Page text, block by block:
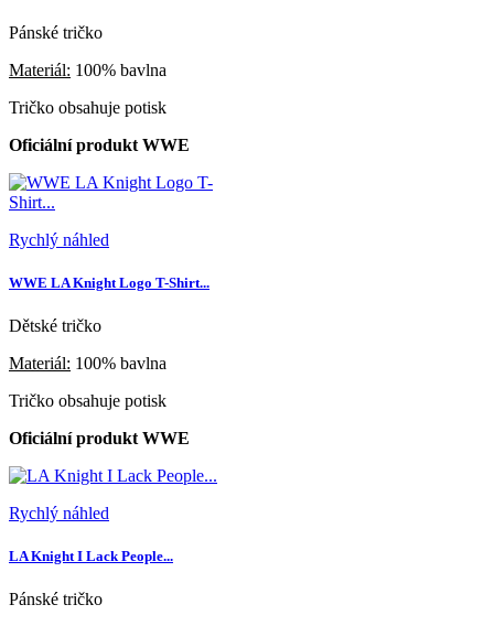
Pánské tričko
Materiál: 100% bavlna
Tričko obsahuje potisk
Oficiální produkt WWE
Rychlý náhled
WWE LA Knight Logo T-Shirt...
Dětské tričko
Materiál: 100% bavlna
Tričko obsahuje potisk
Oficiální produkt WWE
Rychlý náhled
LA Knight I Lack People...
Pánské tričko